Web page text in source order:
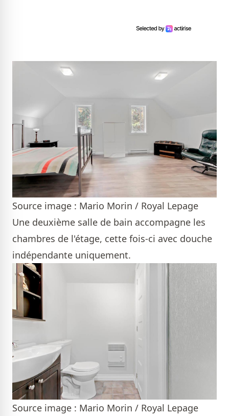
Source image : Mario Morin / Royal Lepage
Une deuxième salle de bain accompagne les
chambres de l'étage, cette fois-ci avec douche
indépendante uniquement.
Source image : Mario Morin / Royal Lepage